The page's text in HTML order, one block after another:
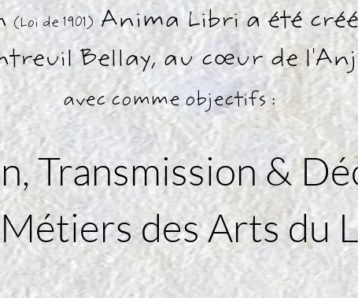
(Loi de 1901)Anima Libri a été
Bellay, au cœur de
avec comme objectifs :
Transmission &
des Arts du